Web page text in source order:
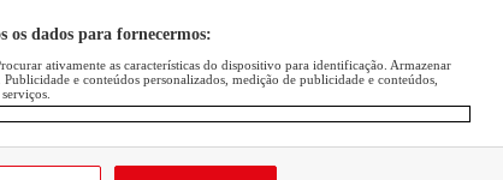
os dados para fornecermos:
ativamente as características do dispositivo para identificação. Armazenar
e conteúdos personalizados, medição de publicidade e conteúdos,